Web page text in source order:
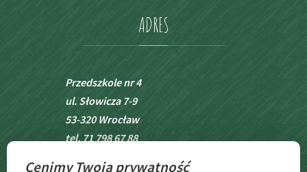
ADRES
Przedszkole nr 4
ul. Słowicza 7-9
53-320 Wrocław
tel. 71 798 67 88
Cenimy Twoją prywatność